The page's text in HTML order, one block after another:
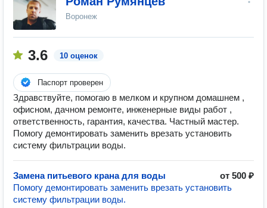
Воронеж
3.6 10 оценок
Паспорт проверен
Здравствуйте, помогаю в мелком и крупном домашнем ,
офисном, дачном ремонте, инженерные виды работ ,
ответственность, гарантия, качества. Частный мастер.
Помогу демонтировать заменить врезать установить
систему фильтрации воды.
Замена питьевого крана для воды
от 500 ₽
Помогу демонтировать заменить врезать установить
систему фильтрации воды.